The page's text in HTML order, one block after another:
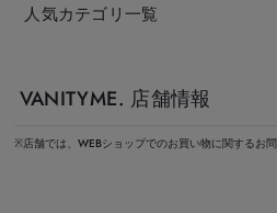
人気カテゴリ一覧
VANITYME. 店舗情報
※店舗では、WEBショップでのお買い物に関するお